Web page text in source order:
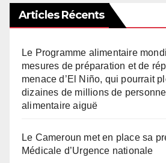
Articles Récents
Le Programme alimentaire
mesures de préparation et de
menace d’El Niño, qui pourrait
dizaines de millions de
alimentaire aiguë
Le Cameroun met en place sa
Médicale d’Urgence nationale